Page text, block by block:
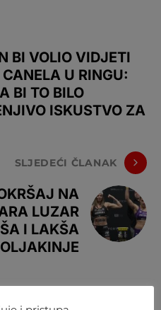
BI VOLIO VIDJETI
U RINGU:
BI TO BILO
ISKUSTVO ZA
SLJEDEĆI ČLANAK
NA
LUZAR
I LAKŠA